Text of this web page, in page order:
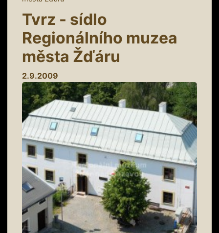
Tvrz - sídlo
Regionálního muzea
města Žďáru
2.9.2009